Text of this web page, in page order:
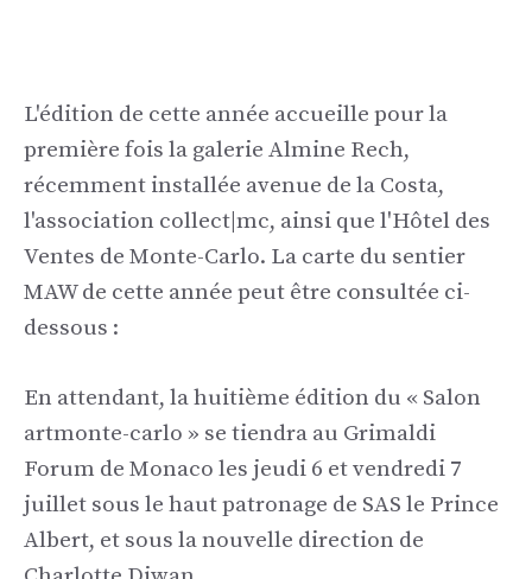
L'édition de cette année accueille pour la
première fois la galerie Almine Rech,
récemment installée avenue de la Costa,
l'association collect|mc, ainsi que l'Hôtel des
Ventes de Monte-Carlo. La carte du sentier
MAW de cette année peut être consultée ci-
dessous :
En attendant, la huitième édition du « Salon
artmonte-carlo » se tiendra au Grimaldi
Forum de Monaco les jeudi 6 et vendredi 7
juillet sous le haut patronage de SAS le Prince
Albert, et sous la nouvelle direction de